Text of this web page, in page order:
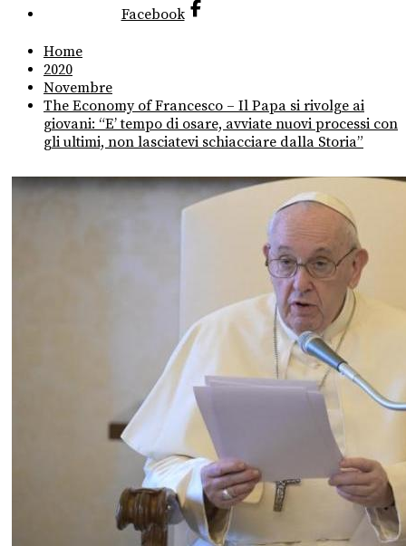
Facebook
Home
2020
Novembre
The Economy of Francesco – Il Papa si rivolge ai
giovani: “E’ tempo di osare, avviate nuovi processi con
gli ultimi, non lasciatevi schiacciare dalla Storia”